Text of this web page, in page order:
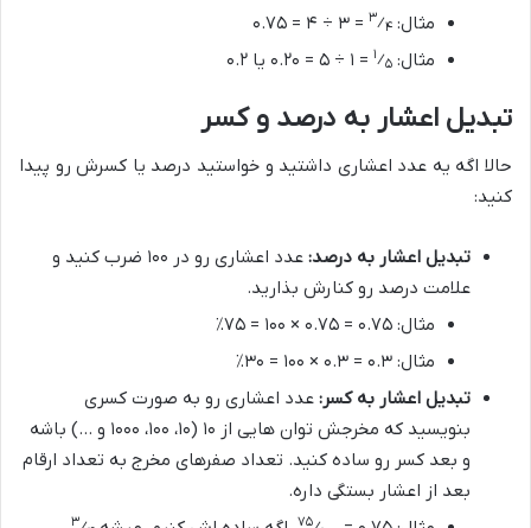
مثال:
۳⁄۴
= ۳ ÷ ۴ = ۰.۷۵
مثال:
۱⁄۵ = ۱ ÷ ۵ = ۰.۲۰ یا ۰.۲
تبدیل اعشار به درصد و کسر
حالا اگه یه عدد اعشاری داشتید و خواستید درصد یا کسرش رو پیدا
کنید:
تبدیل اعشار به درصد:
عدد اعشاری رو در ۱۰۰ ضرب کنید و
علامت درصد رو کنارش بذارید.
مثال: ۰.۷۵ = ۰.۷۵ × ۱۰۰ = ۷۵٪
مثال: ۰.۳ = ۰.۳ × ۱۰۰ = ۳۰٪
تبدیل اعشار به کسر: عدد اعشاری رو به صورت کسری
بنویسید که مخرجش توان هایی از ۱۰ (۱۰، ۱۰۰، ۱۰۰۰ و …) باشه
و بعد کسر رو ساده کنید. تعداد صفرهای مخرج به تعداد ارقام
بعد از اعشار بستگی داره.
۷۵ ۳